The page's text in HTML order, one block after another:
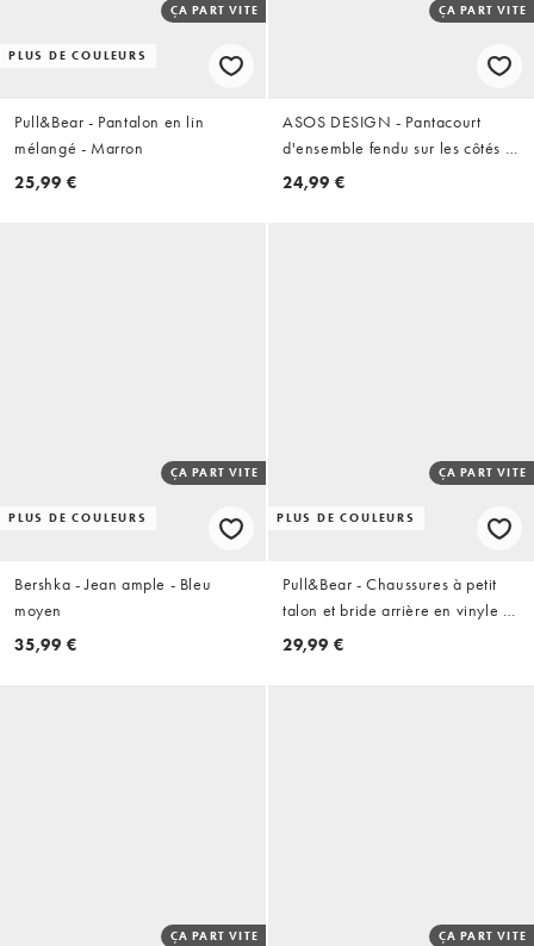
PLUS DE COULEURS
ÇA PART VITE
Pull&Bear - Pantalon en lin
mélangé - Marron
25,99 €
ÇA PART VITE
ASOS DESIGN - Pantacourt
d'ensemble fendu sur les côtés -
Noir
24,99 €
PLUS DE COULEURS
ÇA PART VITE
Bershka - Jean ample - Bleu
moyen
35,99 €
PLUS DE COULEURS
ÇA PART VITE
Pull&Bear - Chaussures à petit
talon et bride arrière en vinyle -
Noir
29,99 €
ÇA PART VITE ÇA PART VITE